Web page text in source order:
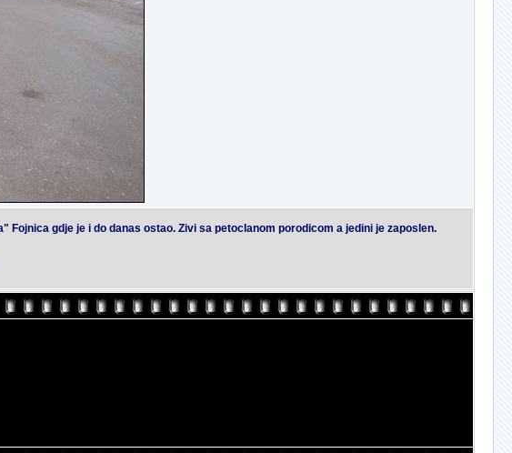
gdje je i do danas ostao. Zivi sa petoclanom porodicom a jedini je zaposlen.